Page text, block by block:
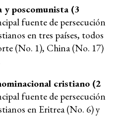
y poscomunista (3
fuente de persecución
en tres países, todos
(No. 1), China (No. 17)
cristiano (2
fuente de persecución
en Eritrea (No. 6) y